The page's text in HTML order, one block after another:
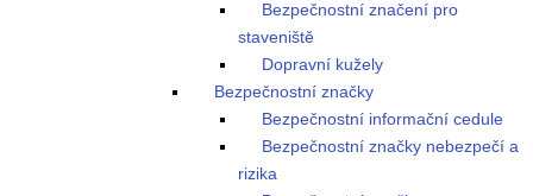
Bezpečnostní značení pro
staveniště
Dopravní kužely
Bezpečnostní značky
Bezpečnostní informační cedule
Bezpečnostní značky nebezpečí a
rizika